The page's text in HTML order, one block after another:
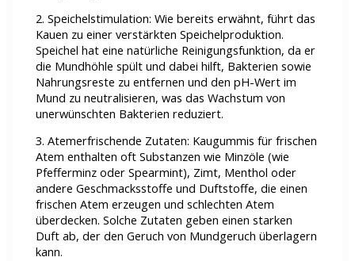
2. Speichelstimulation: Wie bereits erwähnt, führt das
Kauen zu einer verstärkten Speichelproduktion.
Speichel hat eine natürliche Reinigungsfunktion, da er
die Mundhöhle spült und dabei hilft, Bakterien sowie
Nahrungsreste zu entfernen und den pH-Wert im
Mund zu neutralisieren, was das Wachstum von
unerwünschten Bakterien reduziert.
3. Atemerfrischende Zutaten: Kaugummis für frischen
Atem enthalten oft Substanzen wie Minzöle (wie
Pfefferminz oder Spearmint), Zimt, Menthol oder
andere Geschmacksstoffe und Duftstoffe, die einen
frischen Atem erzeugen und schlechten Atem
überdecken. Solche Zutaten geben einen starken
Duft ab, der den Geruch von Mundgeruch überlagern
kann.